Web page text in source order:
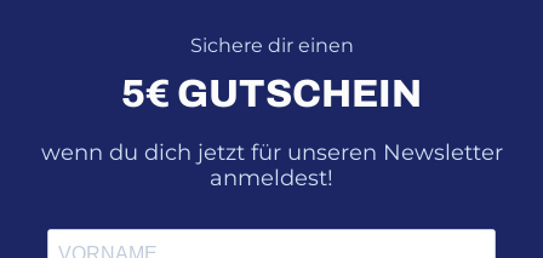
Sichere dir einen
5€ GUTSCHEIN
wenn du dich jetzt für unseren Newsletter
anmeldest!